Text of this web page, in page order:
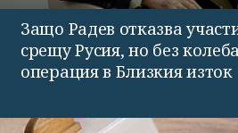
Защо Радев отказва
срещу Русия, но без
операция в Близкия изток